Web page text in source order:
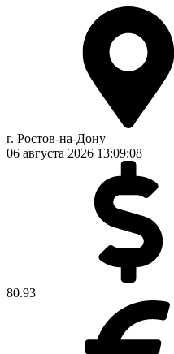
г. Ростов-на-Дону
06 августа 2026 13:09:09
80.93